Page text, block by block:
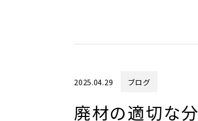
2025.04.29 ブログ
廃材の適切な